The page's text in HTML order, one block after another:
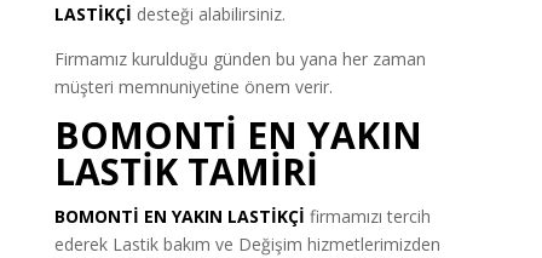
LASTİKÇİ desteği alabilirsiniz.
Firmamız kurulduğu günden bu yana her zaman
müşteri memnuniyetine önem verir.
BOMONTİ EN YAKIN
LASTİK TAMİRİ
BOMONTİ EN YAKIN LASTİKÇİ firmamızı tercih
ederek Lastik bakım ve Değişim hizmetlerimizden